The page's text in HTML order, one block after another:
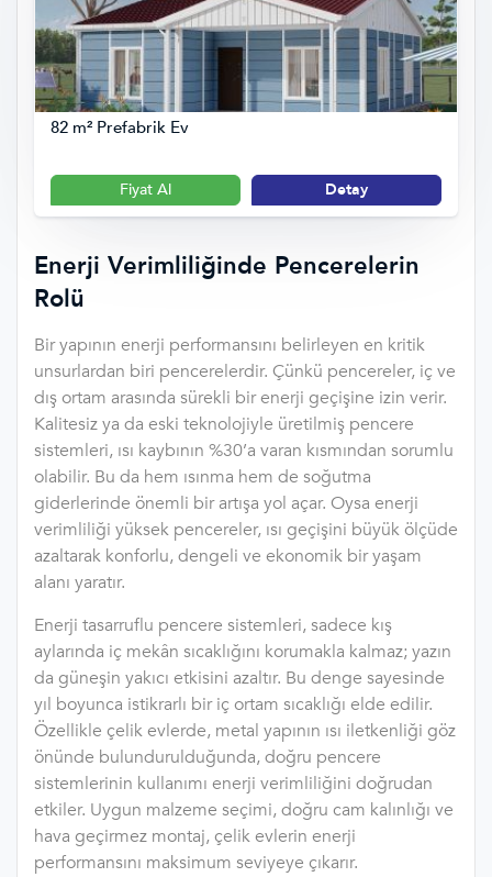
82 m² Prefabrik Ev
Fiyat Al Detay
Enerji Verimliliğinde Pencerelerin
Rolü
Bir yapının enerji performansını belirleyen en kritik
unsurlardan biri pencerelerdir. Çünkü pencereler, iç ve
dış ortam arasında sürekli bir enerji geçişine izin verir.
Kalitesiz ya da eski teknolojiyle üretilmiş pencere
sistemleri, ısı kaybının %30’a varan kısmından sorumlu
olabilir. Bu da hem ısınma hem de soğutma
giderlerinde önemli bir artışa yol açar. Oysa enerji
verimliliği yüksek pencereler, ısı geçişini büyük ölçüde
azaltarak konforlu, dengeli ve ekonomik bir yaşam
alanı yaratır.
Enerji tasarruflu pencere sistemleri, sadece kış
aylarında iç mekân sıcaklığını korumakla kalmaz; yazın
da güneşin yakıcı etkisini azaltır. Bu denge sayesinde
yıl boyunca istikrarlı bir iç ortam sıcaklığı elde edilir.
Özellikle çelik evlerde, metal yapının ısı iletkenliği göz
önünde bulundurulduğunda, doğru pencere
sistemlerinin kullanımı enerji verimliliğini doğrudan
etkiler. Uygun malzeme seçimi, doğru cam kalınlığı ve
hava geçirmez montaj, çelik evlerin enerji
performansını maksimum seviyeye çıkarır.